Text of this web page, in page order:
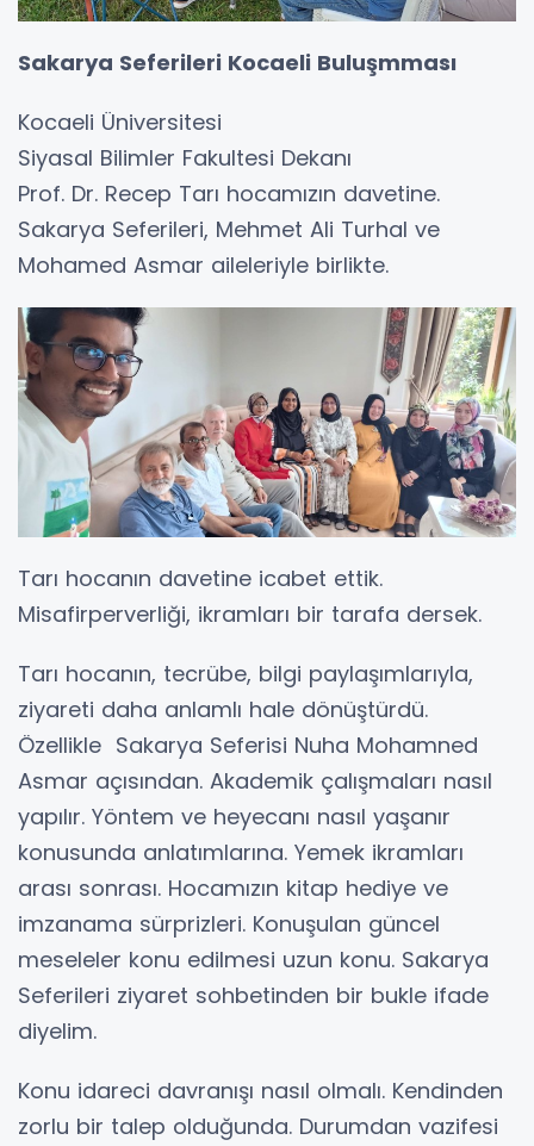
Sakarya Seferileri Kocaeli Buluşmması
Kocaeli Üniversitesi
Siyasal Bilimler Fakultesi Dekanı
Prof. Dr. Recep Tarı hocamızın davetine.
Sakarya Seferileri, Mehmet Ali Turhal ve
Mohamed Asmar aileleriyle birlikte.
Tarı hocanın davetine icabet ettik.
Misafirperverliği, ikramları bir tarafa dersek.
Tarı hocanın, tecrübe, bilgi paylaşımlarıyla,
ziyareti daha anlamlı hale dönüştürdü.
Özellikle Sakarya Seferisi Nuha Mohamned
Asmar açısından. Akademik çalışmaları nasıl
yapılır. Yöntem ve heyecanı nasıl yaşanır
konusunda anlatımlarına. Yemek ikramları
arası sonrası. Hocamızın kitap hediye ve
imzanama sürprizleri. Konuşulan güncel
meseleler konu edilmesi uzun konu. Sakarya
Seferileri ziyaret sohbetinden bir bukle ifade
diyelim.
Konu idareci davranışı nasıl olmalı. Kendinden
zorlu bir talep olduğunda. Durumdan vazifesi